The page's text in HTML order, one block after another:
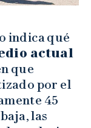
indica qué
actual
que
por el
45
las